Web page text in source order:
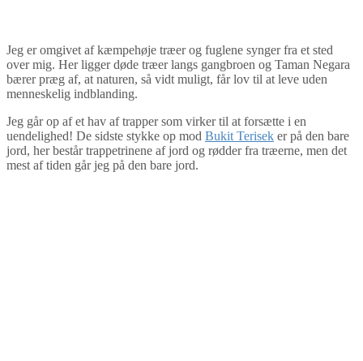
Jeg er omgivet af kæmpehøje træer og fuglene synger fra et sted
over mig. Her ligger døde træer langs gangbroen og Taman Negara
bærer præg af, at naturen, så vidt muligt, får lov til at leve uden
menneskelig indblanding.
Jeg går op af et hav af trapper som virker til at forsætte i en
uendelighed! De sidste stykke op mod Bukit Terisek er på den bare
jord, her består trappetrinene af jord og rødder fra træerne, men det
mest af tiden går jeg på den bare jord.